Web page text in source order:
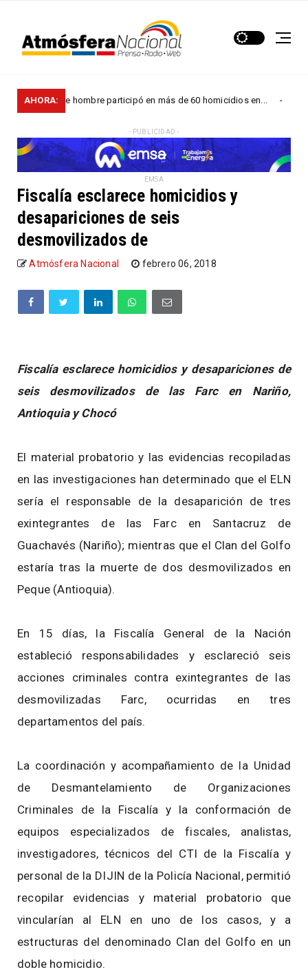
AHORA:
Este hombre participó en más de 60 homicidios en... NACIONALES
- PUBLICIDAD -
EMSA
Fiscalía esclarece homicidios y
desapariciones de seis
desmovilizados de
Atmósfera Nacional febrero 06, 2018
Fiscalía esclarece homicidios y desapariciones de
seis desmovilizados de las Farc en Nariño,
Antioquia y Chocó
El material probatorio y las evidencias recopiladas
en las investigaciones han determinado que el ELN
sería el responsable de la desaparición de tres
exintegrantes de las Farc en Santacruz de
Guachavés (Nariño); mientras que el Clan del Golfo
estaría tras la muerte de dos desmovilizados en
Peque (Antioquia).
En 15 días, la Fiscalía General de la Nación
estableció responsabilidades y esclareció seis
acciones criminales contra exintegrantes de las
desmovilizadas Farc, ocurridas en tres
departamentos del país.
La coordinación y acompañamiento de la Unidad
de Desmantelamiento de Organizaciones
Criminales de la Fiscalía y la conformación de
equipos especializados de fiscales, analistas,
investigadores, técnicos del CTI de la Fiscalía y
personal de la DIJIN de la Policía Nacional, permitió
recopilar evidencias y material probatorio que
vincularían al ELN en uno de los casos, y a
estructuras del denominado Clan del Golfo en un
doble homicidio.